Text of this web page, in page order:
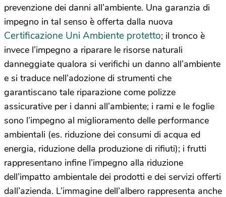
prevenzione dei danni all’ambiente. Una garanzia di
impegno in tal senso è offerta dalla nuova
Certificazione Uni Ambiente protetto; il tronco è
invece l’impegno a riparare le risorse naturali
danneggiate qualora si verifichi un danno all’ambiente
e si traduce nell’adozione di strumenti che
garantiscano tale riparazione come polizze
assicurative per i danni all’ambiente; i rami e le foglie
sono l’impegno al miglioramento delle performance
ambientali (es. riduzione dei consumi di acqua ed
energia, riduzione della produzione di rifiuti); i frutti
rappresentano infine l’impegno alla riduzione
dell’impatto ambientale dei prodotti e dei servizi offerti
dall’azienda. L’immagine dell’albero rappresenta anche